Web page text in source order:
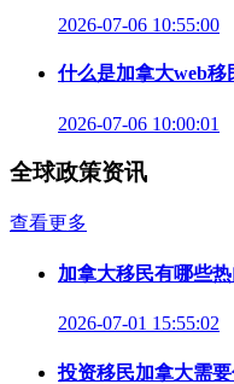
2026-07-06 10:55:00
什么是加拿大web移
2026-07-06 10:00:01
全球政策资讯
查看更多
加拿大移民有哪些
2026-07-01 15:55:02
投资移民加拿大需